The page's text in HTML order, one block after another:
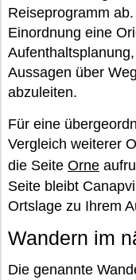
Reiseprogramm
Einordnung eine
Aussagen über
abzuleiten.
Für eine
Vergleich weiterer
die Seite Orne
Seite bleibt
Ortslage zu Ihrem
Wandern im
Die genannte